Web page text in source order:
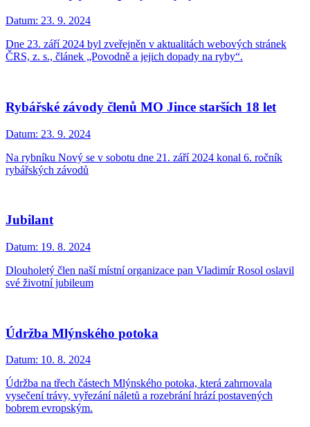
Datum: 23. 9. 2024
Dne 23. září 2024 byl zveřejněn v aktualitách webových stránek
ČRS, z. s., článek „Povodně a jejich dopady na ryby“.
Rybářské závody členů MO Jince starších 18 let
Datum: 23. 9. 2024
Na rybníku Nový se v sobotu dne 21. září 2024 konal 6. ročník
rybářských závodů
Jubilant
Datum: 19. 8. 2024
Dlouholetý člen naší místní organizace pan Vladimír Rosol oslavil
své životní jubileum
Údržba Mlýnského potoka
Datum: 10. 8. 2024
Údržba na třech částech Mlýnského potoka, která zahrnovala
vysečení trávy, vyřezání náletů a rozebrání hrází postavených
bobrem evropským.